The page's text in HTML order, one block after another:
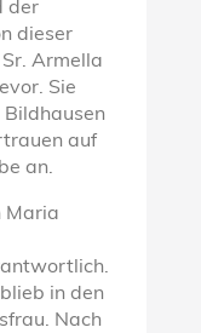
der
dieser
Armella
Sie
auf
an.
Maria
in den
Nach